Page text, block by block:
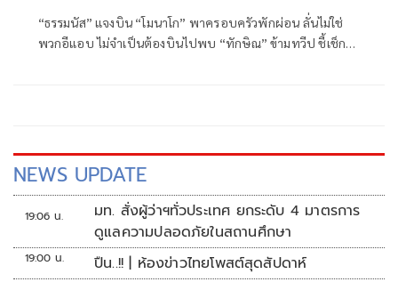
“ธรรมนัส” แจงบิน “โมนาโก” พาครอบครัวพักผ่อน ลั่นไม่ใช่
พวกอีแอบ ไม่จำเป็นต้องบินไปพบ “ทักษิณ” ข้ามทวีป ชี้เช็ก
NEWS UPDATE
19:06 น.
มท. สั่งผู้ว่าฯทั่วประเทศ ยกระดับ 4 มาตรการ
ดูแลความปลอดภัยในสถานศึกษา
19:00 น. ปืน..!! | ห้องข่าวไทยโพสต์สุดสัปดาห์